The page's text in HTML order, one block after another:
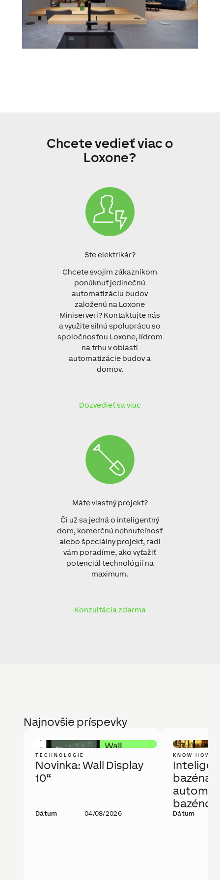
Chcete vedieť viac o
Loxone?
Ste elektrikár?
Chcete svojim zákazníkom
ponúknuť jedinečnú
automatizáciu budov
založenú na Loxone
Miniserveri? Kontaktujte nás
a využite silnú spoluprácu so
spoločnosťou Loxone, lídrom
na trhu v oblasti
automatizácie budov a
domov.
Dozvedieť sa viac
Máte vlastný projekt?
Či už sa jedná o inteligentný
dom, komerčnú nehnuteľnosť
alebo špeciálny projekt, radi
vám poradíme, ako vyťažiť
potenciál technológií na
maximum.
Konzultácia zdarma
Najnovšie príspevky
TECHNOLÓGIE
Novinka: Wall Display
10“
Dátum 04/08/2026
KNOW HOW
bazéna a
Dátum